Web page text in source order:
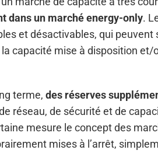
dans un marché energy-only.
et désactivables, qui
capacité mise à disposition
terme, des réserves
réseau, de sécurité et de
mesure le concept des
mises à l’arrêt,